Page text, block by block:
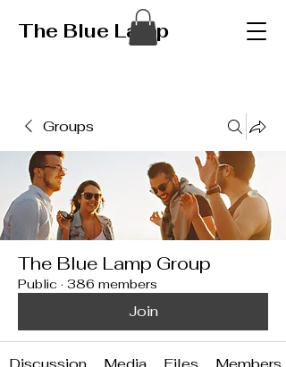
The Blue Lamp
Groups
The Blue Lamp Group
Public · 386 members
Join